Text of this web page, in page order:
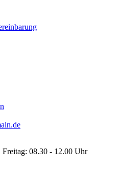
08.30 - 12.00 Uhr